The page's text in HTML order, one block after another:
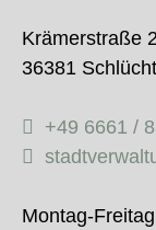
Krämerstraße
36381
+49 6661 /
Montag-